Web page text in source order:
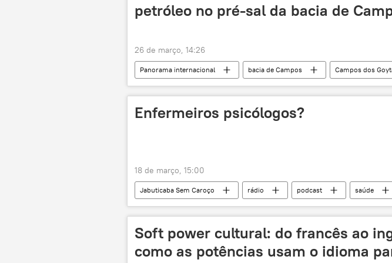
petróleo no pré-sal da bacia de
26 de março, 14:26
Panorama internacional bacia de Campos Campos dos
petróleo
Brasil Economia energia
Enfermeiros psicólogos?
18 de março, 15:00
Jabuticaba Sem Caroço rádio podcast saúde
Sistema Único de Saúde (SUS)
Soft power cultural: do francês ao
como as potências usam o idioma